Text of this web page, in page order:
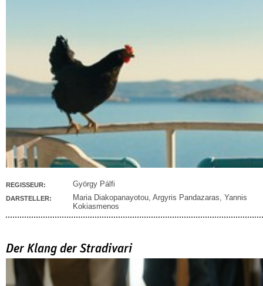
REGISSEUR: György Pálfi
DARSTELLER: Maria Diakopanayotou, Argyris Pandazaras, Yannis
Kokiasmenos
Der Klang der Stradivari